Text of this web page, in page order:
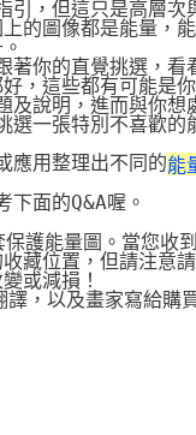
，但這只是高層次
的圖像都是能量，
你的直覺挑選，看
，這些都有可能是
說明，進而與你想
一張特別不喜歡的
應用整理出不同的
能
下面的Q&A喔。
護能量圖。當您收
藏位置，但請注意
或減損！
，以及畫家寫給購